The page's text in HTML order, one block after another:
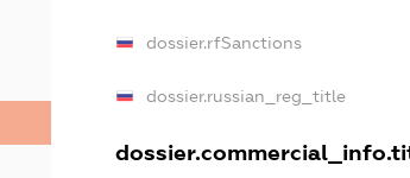
dossier.rfSanctions
dossier.russian_reg_title